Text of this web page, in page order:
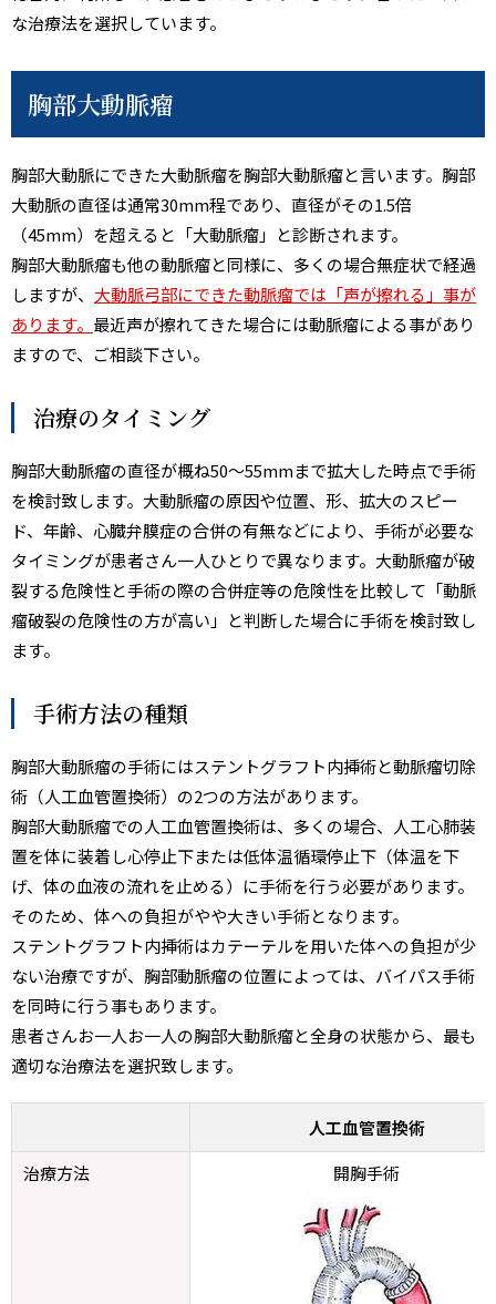
な治療法を選択しています。
胸部大動脈瘤
胸部大動脈にできた大動脈瘤を胸部大動脈瘤と言います。胸部
大動脈の直径は通常30mm程であり、直径がその1.5倍
（45mm）を超えると「大動脈瘤」と診断されます。
胸部大動脈瘤も他の動脈瘤と同様に、多くの場合無症状で経過
しますが、 大動脈弓部にできた動脈瘤では「声が擦れる」事が
あります。 最近声が擦れてきた場合には動脈瘤による事があり
ますので、ご相談下さい。
治療のタイミング
胸部大動脈瘤の直径が概ね50～55mmまで拡大した時点で手術
を検討致します。大動脈瘤の原因や位置、形、拡大のスピー
ド、年齢、心臓弁膜症の合併の有無などにより、手術が必要な
タイミングが患者さん一人ひとりで異なります。大動脈瘤が破
裂する危険性と手術の際の合併症等の危険性を比較して「動脈
瘤破裂の危険性の方が高い」と判断した場合に手術を検討致し
ます。
手術方法の種類
胸部大動脈瘤の手術にはステントグラフト内挿術と動脈瘤切除
術（人工血管置換術）の2つの方法があります。
胸部大動脈瘤での人工血管置換術は、多くの場合、人工心肺装
置を体に装着し心停止下または低体温循環停止下（体温を下
げ、体の血液の流れを止める）に手術を行う必要があります。
そのため、体への負担がやや大きい手術となります。
ステントグラフト内挿術はカテーテルを用いた体への負担が少
ない治療ですが、胸部動脈瘤の位置によっては、バイパス手術
を同時に行う事もあります。
患者さんお一人お一人の胸部大動脈瘤と全身の状態から、最も
適切な治療法を選択致します。
人工血管置換術
治療方法
開胸手術